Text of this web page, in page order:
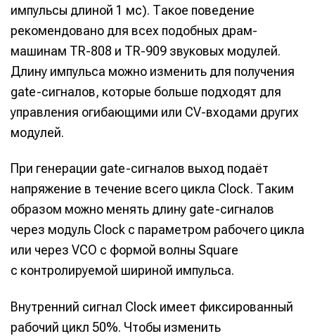
импульсы длиной 1 мс). Такое поведение
рекомендовано для всех подобных драм-
машинам TR-808 и TR-909 звуковых модулей.
Длину импульса можно изменить для получения
gate-сигналов, которые больше подходят для
управления огибающими или CV-входами других
модулей.
При генерации gate-сигналов выход подаёт
напряжение в течение всего цикла Clock. Таким
образом можно менять длину gate-сигналов
через модуль Clock с параметром рабочего цикла
или через VCO с формой волны Square
с контролируемой шириной импульса.
Внутренний сигнал Clock имеет фиксированный
рабочий цикл 50%. Чтобы изменить